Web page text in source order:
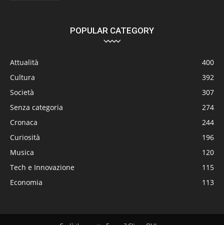
POPULAR CATEGORY
Attualità
400
Cultura
392
Società
307
Senza categoria
274
Cronaca
244
Curiosità
196
Musica
120
Tech e Innovazione
115
Economia
113